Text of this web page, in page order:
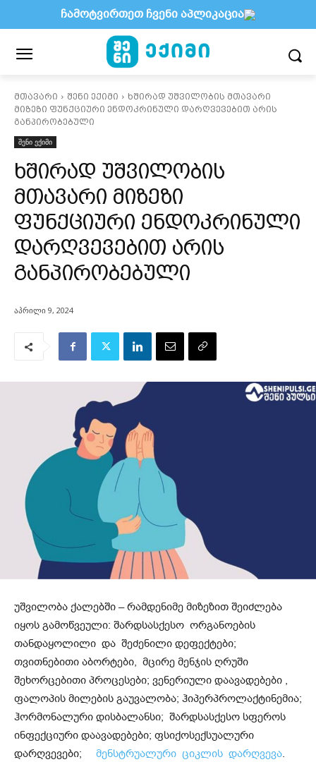
მთავარი შენი ექიმი
ხშირად უშვილობის მთავარი
მიზეზი ფუნქციური ენდოკრინული დარღვევებით არის
განპირობებული
შენი ექიმი
ხშირად უშვილობის
მთავარი მიზეზი
ფუნქციური ენდოკრინული
დარღვევებით არის
განპირობებული
აპრილი 9, 2024
უშვილობა ქალებში – რამდენიმე მიზეზით შეიძლება
იყოს გამოწვეული: შარდსასქესო ორგანოების
თანდაყოლილი და შეძენილი დეფექტები;
თვითნებითი აბორტები, მცირე მენჯის ღრუში
შეხორცებითი პროცესები; ვენერიული დაავადებები ,
ფალოპის მილების გაუვალობა; ჰიპერპროლაქტინემია;
ჰორმონალური დისბალანსი; შარდსასქესო სფეროს
ინფექციური დაავადებები; ფსიქოსექსუალური
დარღვევები; მენსტრუალური ციკლის დარღვევა.
ჩამოტვირთეთ ჩვენი აპლიკაცია